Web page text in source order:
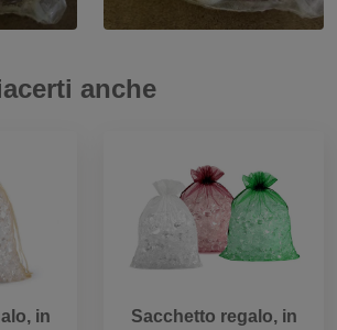
anche
in
Sacchetto regalo, in